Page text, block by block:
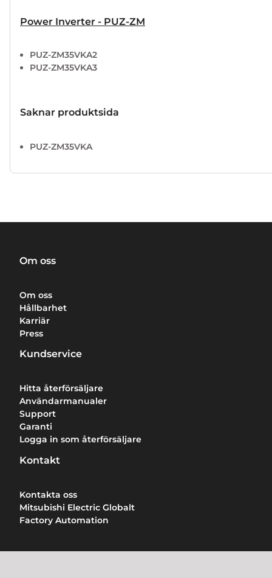
Power Inverter - PUZ-ZM
PUZ-ZM35VKA2
PUZ-ZM35VKA3
Saknar produktsida
PUZ-ZM35VKA
Om oss
Om oss
Hållbarhet
Karriär
Press
Kundservice
Hitta återförsäljare
Användarmanualer
Support
Garanti
Logga in som återförsäljare
Kontakt
Kontakta oss
Mitsubishi Electric Globalt
Factory Automation